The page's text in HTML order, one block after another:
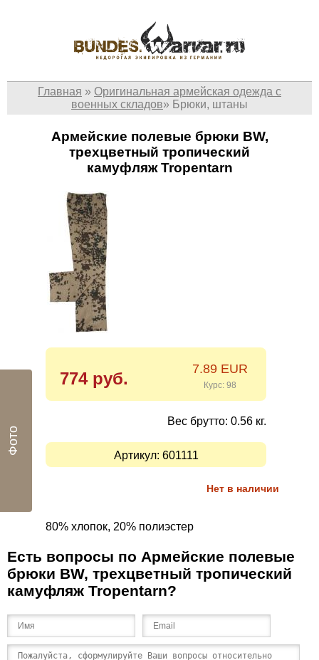
Главная » Оригинальная армейская одежда с
военных складов» Брюки, штаны
Армейские полевые брюки BW,
трехцветный тропический
камуфляж Tropentarn
774 руб. 7.89 EUR
Курс: 98
Вес брутто: 0.56 кг.
Артикул: 601111
Нет в наличии
80% хлопок, 20% полиэстер
Есть вопросы по Армейские полевые
брюки BW, трехцветный тропический
камуфляж Tropentarn?
Фото